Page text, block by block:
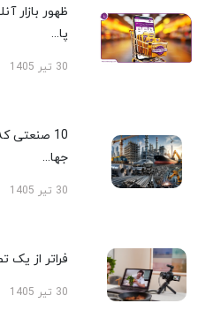
ظهور بازار
پا...
30 تیر 1405
10 صنعتی
جها...
30 تیر 1405
فراتر از یک
30 تیر 1405